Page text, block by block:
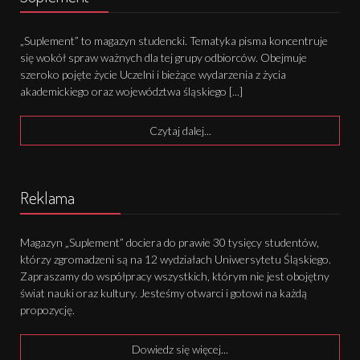
„Suplement” to magazyn studencki. Tematyka pisma koncentruje
się wokół spraw ważnych dla tej grupy odbiorców. Obejmuje
szeroko pojęte życie Uczelni i bieżące wydarzenia z życia
akademickiego oraz województwa śląskiego [...]
Czytaj dalej...
Reklama
Magazyn „Suplement” dociera do prawie 30 tysięcy studentów,
którzy zgromadzeni są na 12 wydziałach Uniwersytetu Śląskiego.
Zapraszamy do współpracy wszystkich, którym nie jest obojętny
świat nauki oraz kultury. Jesteśmy otwarci i gotowi na każdą
propozycję.
Dowiedz się więcej...